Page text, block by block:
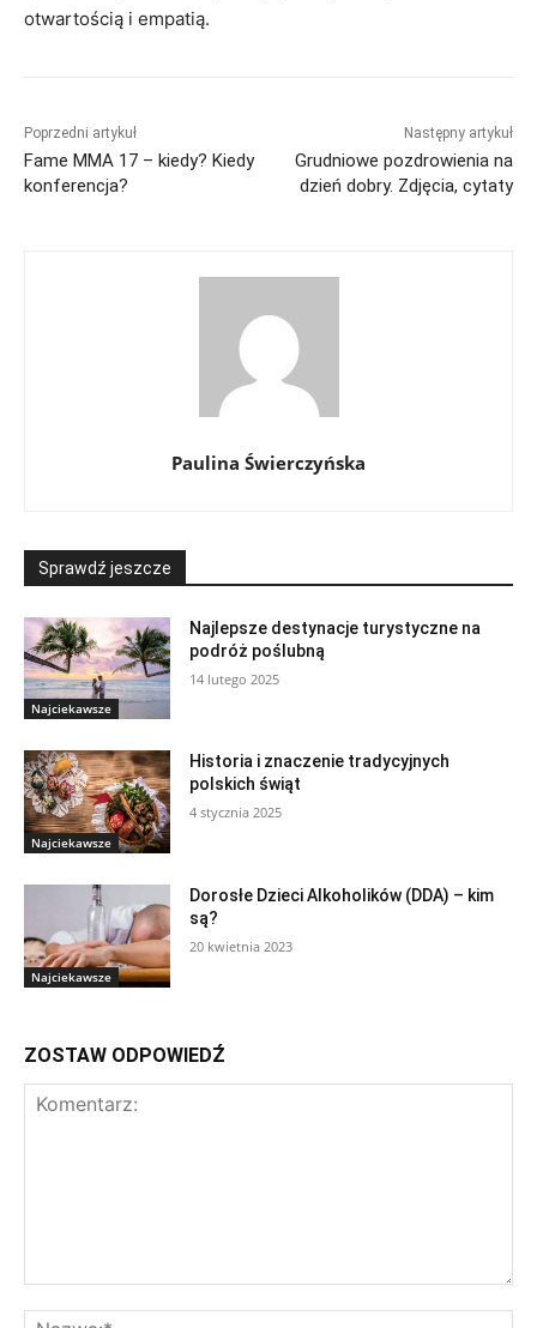
otwartością i empatią.
Poprzedni artykuł
Fame MMA 17 – kiedy? Kiedy
konferencja?
Następny artykuł
Grudniowe pozdrowienia na
dzień dobry. Zdjęcia, cytaty
Paulina Świerczyńska
Sprawdź jeszcze
Najciekawsze
Najlepsze destynacje turystyczne na
podróż poślubną
14 lutego 2025
Najciekawsze
Historia i znaczenie tradycyjnych
polskich świąt
4 stycznia 2025
Najciekawsze
Dorosłe Dzieci Alkoholików (DDA) – kim
są?
20 kwietnia 2023
ZOSTAW ODPOWIEDŹ